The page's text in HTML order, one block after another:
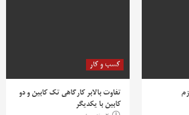
کسب و کار
تفاوت بالابر کارگاهی تک کابین و دو
کابین با یکدیگر